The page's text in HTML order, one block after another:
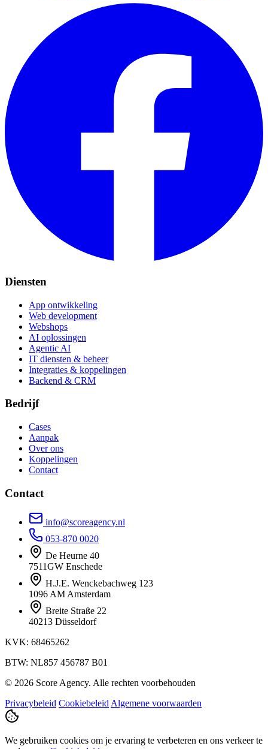
Diensten
App ontwikkeling
Web development
Webshops
AI oplossingen
Agentic AI
IT diensten & beheer
Integraties & koppelingen
Backend & CRM
Bedrijf
Cases
Aanpak
Over ons
Koppelingen
Contact
Contact
info@scoreagency.nl
053-870 0020
De Heurne 40
7511GW Enschede
H.J.E. Wenckebachweg 123
1096 AM Amsterdam
Breite Straße 22
40213 Düsseldorf
KVK: 68465262
BTW: NL857 456787 B01
© 2026 Score Agency. Alle rechten voorbehouden
Privacybeleid CookiebeleidAlgemene voorwaarden
We gebruiken cookies om je ervaring te verbeteren en ons verkeer te